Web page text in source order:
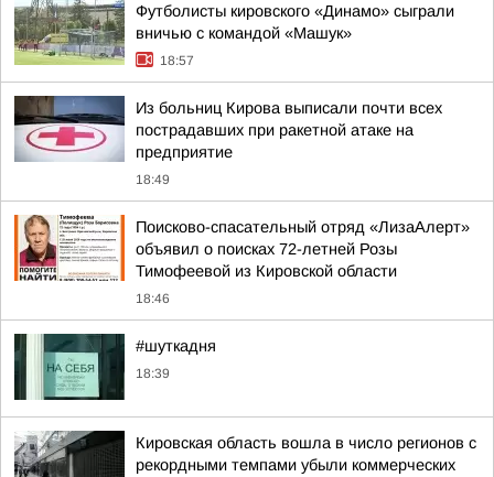
Футболисты кировского «Динамо» сыграли
вничью с командой «Машук»
18:57
Из больниц Кирова выписали почти всех
пострадавших при ракетной атаке на
предприятие
18:49
Поисково-спасательный отряд «ЛизаАлерт»
объявил о поисках 72-летней Розы
Тимофеевой из Кировской области
18:46
#шуткадня
18:39
Кировская область вошла в число регионов с
рекордными темпами убыли коммерческих